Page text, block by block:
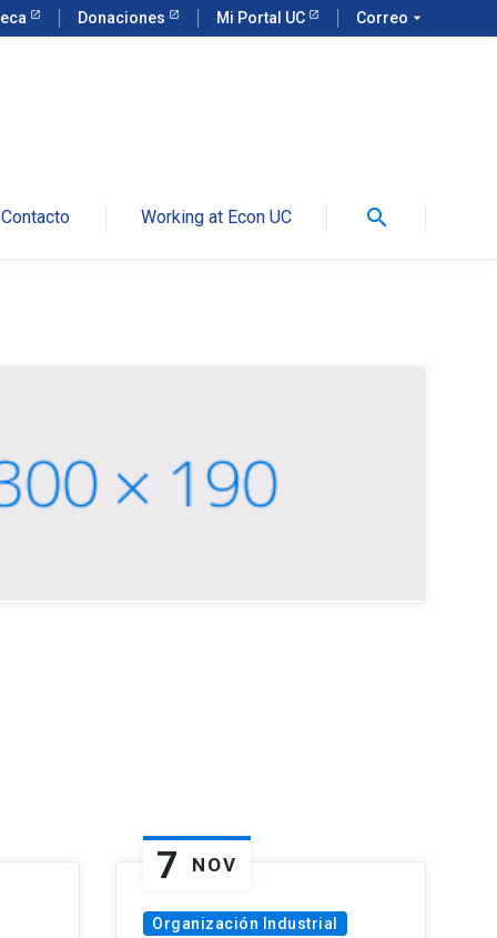
Donaciones Mi Portal UC Correo arrow_drop_down
Contacto Working at Econ UC search
7 NOV
Organización Industrial